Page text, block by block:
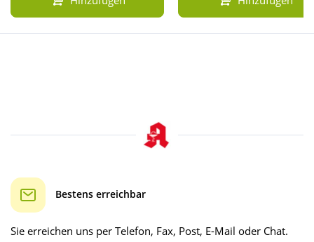
Bestens erreichbar
Sie erreichen uns per Telefon, Fax, Post, E-Mail oder Chat.